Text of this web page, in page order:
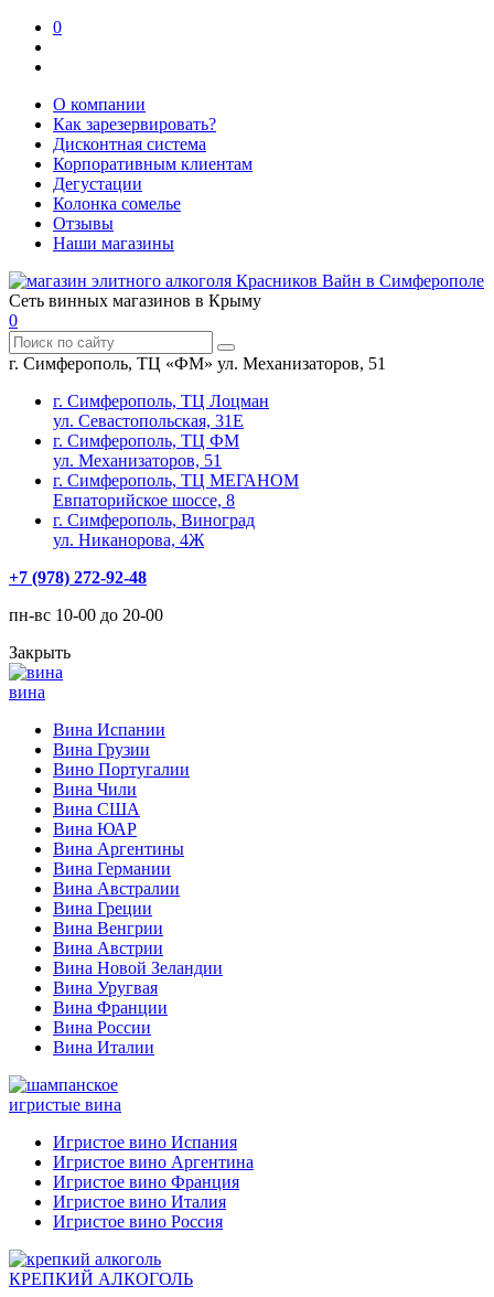
0
О компании
Как зарезервировать?
Дисконтная система
Корпоративным клиентам
Дегустации
Колонка сомелье
Отзывы
Наши магазины
Сеть винных магазинов в Крыму
0
г. Симферополь, ТЦ «ФМ» ул. Механизаторов, 51
г. Симферополь, ТЦ Лоцман
ул. Севастопольская, 31Е
г. Симферополь, ТЦ ФМ
ул. Механизаторов, 51
г. Симферополь, ТЦ МЕГАНОМ
Евпаторийское шоссе, 8
г. Симферополь, Виноград
ул. Никанорова, 4Ж
+7 (978) 272-92-48
пн-вс 10-00 до 20-00
Закрыть
вина
Вина Испании
Вина Грузии
Вино Португалии
Вина Чили
Вина США
Вина ЮАР
Вина Аргентины
Вина Германии
Вина Австралии
Вина Греции
Вина Венгрии
Вина Австрии
Вина Новой Зеландии
Вина Уругвая
Вина Франции
Вина России
Вина Италии
игристые вина
Игристое вино Испания
Игристое вино Аргентина
Игристое вино Франция
Игристое вино Италия
Игристое вино Россия
КРЕПКИЙ АЛКОГОЛЬ